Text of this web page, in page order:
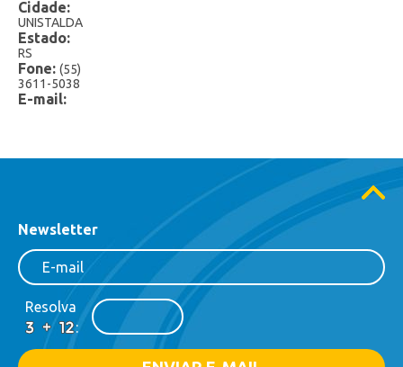
Cremosy Extra
Especiais
Extra
Gelato
Potes 2 Litros
Potes 3 Litros
Sorvete Mexicano
Sorvete Grego
Cidade:
UNISTALDA
Estado:
RS
Fone: (55)
3611-5038
E-mail:
Newsletter
Resolva
: